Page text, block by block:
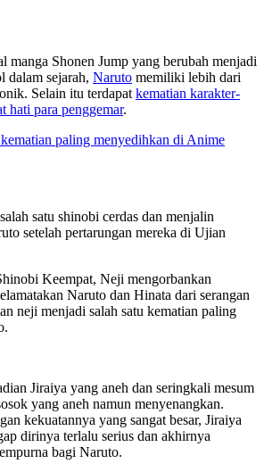
manga Shonen Jump yang berubah menjadi
dalam sejarah, Naruto memiliki lebih dari
Selain itu terdapat kematian karakter-
hati para penggemar.
paling menyedihkan di Anime
satu shinobi cerdas dan menjalin
setelah pertarungan mereka di Ujian
Keempat, Neji mengorbankan
Naruto dan Hinata dari serangan
neji menjadi salah satu kematian paling
Jiraiya yang aneh dan seringkali mesum
yang aneh namun menyenangkan.
kekuatannya yang sangat besar, Jiraiya
dirinya terlalu serius dan akhirnya
bagi Naruto.